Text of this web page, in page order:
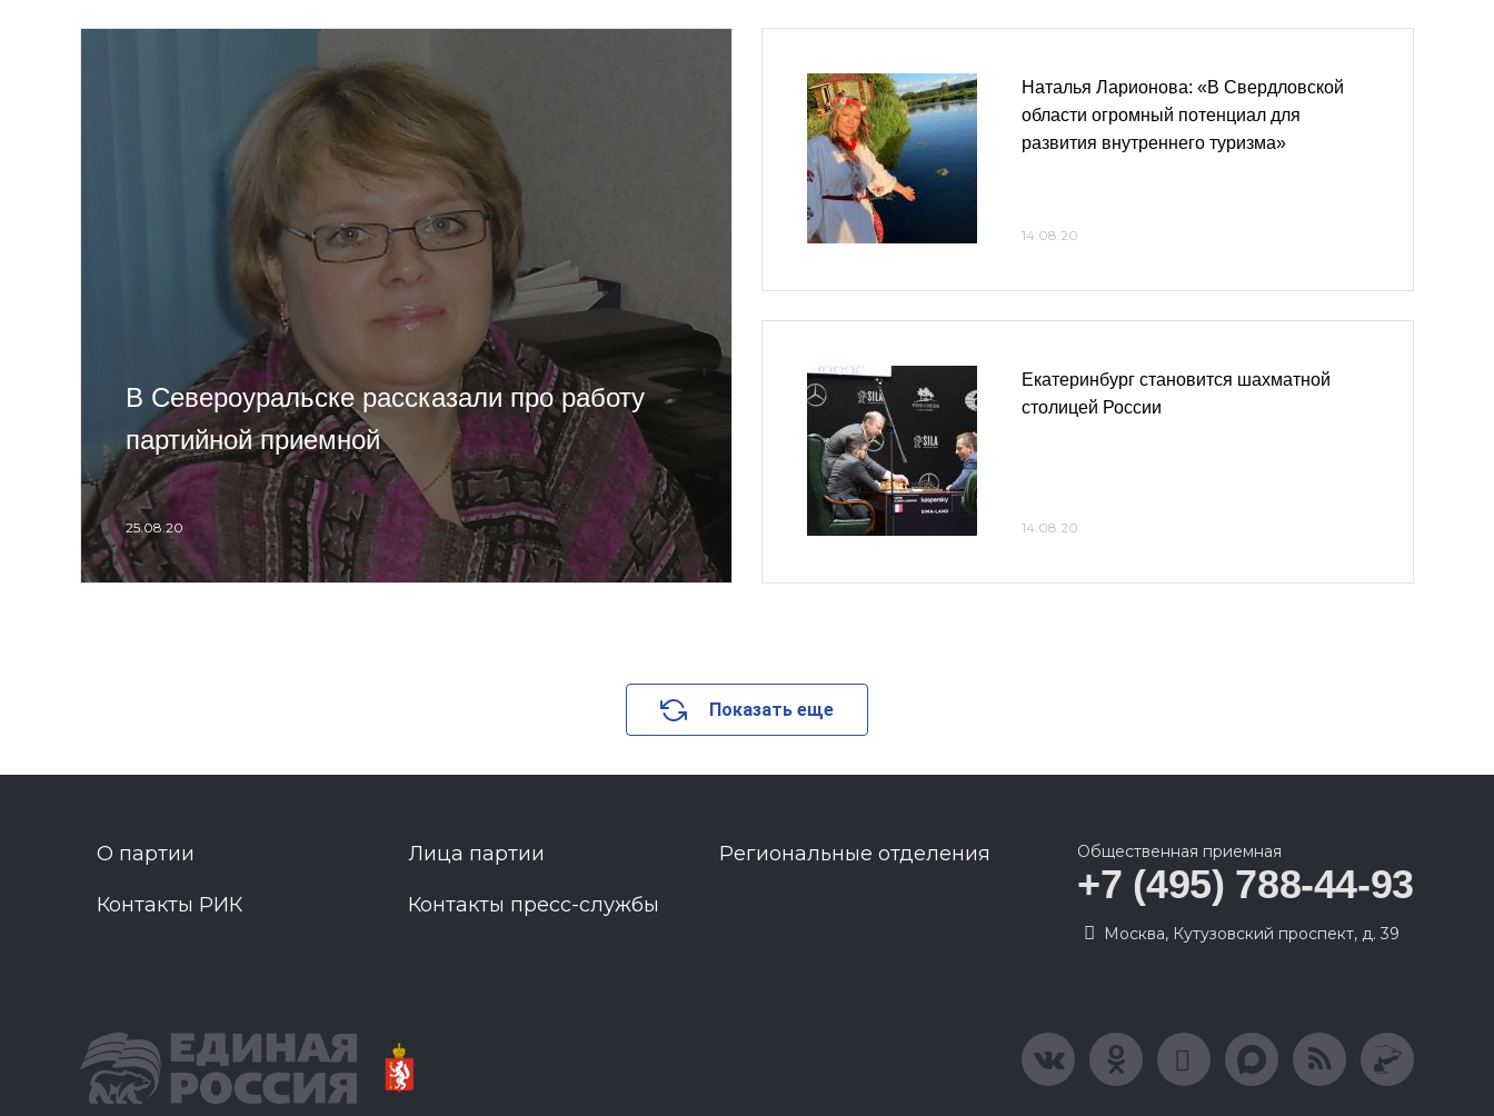
В Североуральске рассказали про работу
партийной приемной
25.08.20
Наталья Ларионова: «В Свердловской
области огромный потенциал для
развития внутреннего туризма»
14.08.20
Екатеринбург становится шахматной
столицей России
14.08.20
Показать еще
О партии Лица партии Региональные отделения
Контакты РИК Контакты пресс-службы
Общественная приемная
+7 (495) 788-44-93
Москва, Кутузовский проспект, д. 39